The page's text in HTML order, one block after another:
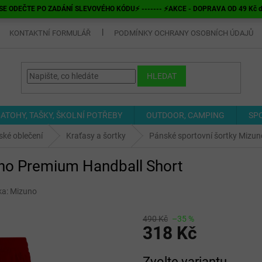
ODEČTE PO ZADÁNÍ SLEVOVÉHO KÓDU⚡ ------- ⚡AKCE - DOPRAVA OD 49
KONTAKTNÍ FORMULÁŘ PODMÍNKY OCHRANY OSOBNÍCH ÚDAJŮ
HLEDAT
TAŠKY, ŠKOLNÍ POTŘEBY OUTDOOR, CAMPING
oblečení Kraťasy a šortky Pánské sportovní šortky
Premium Handball Short
Mizuno
490 Kč –35 %
318 Kč